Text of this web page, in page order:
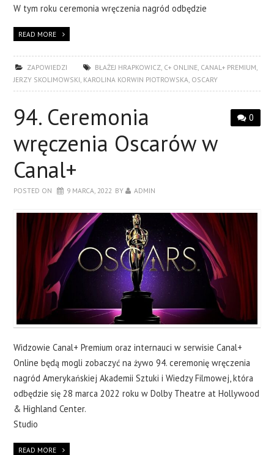
W tym roku ceremonia wręczenia nagród odbędzie
READ MORE
ZAPOWIEDZI BŁAŻEJ HRAPKOWICZ, C+ ONLINE, CANAL+ PREMIUM,
JERZY SKOLIMOWSKI, KAROLINA KORWIN PIOTROWSKA, OSCARY
0
94. Ceremonia
wręczenia Oscarów w
Canal+
POSTED ON 9 MARCA, 2022 BY ADMIN
Widzowie Canal+ Premium oraz internauci w serwisie Canal+
Online będą mogli zobaczyć na żywo 94. ceremonię wręczenia
nagród Amerykańskiej Akademii Sztuki i Wiedzy Filmowej, która
odbędzie się 28 marca 2022 roku w Dolby Theatre at Hollywood
& Highland Center.
Studio
READ MORE